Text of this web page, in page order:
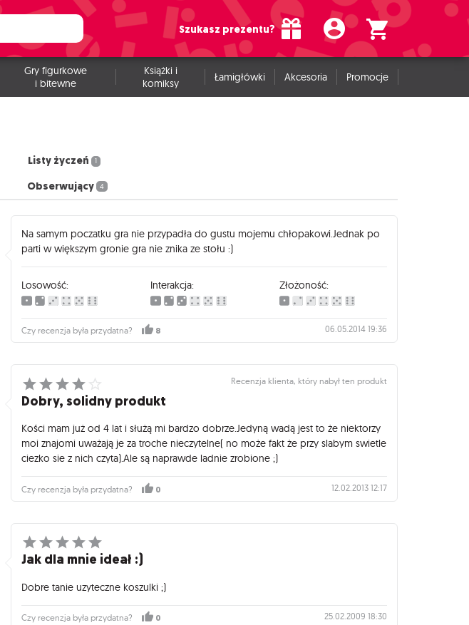
Szukasz prezentu?
Gry figurkowe
i bitewne
Książki i
komiksy
Łamigłówki Akcesoria Promocje
Listy życzeń 1
Obserwujący 4
Na samym poczatku gra nie przypadła do gustu mojemu chłopakowi.Jednak po
parti w większym gronie gra nie znika ze stołu :)
Losowość: Interakcja: Złożoność:
Czy recenzja była przydatna? 8 06.05.2014 19:36
Recenzja klienta, który nabył ten produkt
Dobry, solidny produkt
Kości mam już od 4 lat i służą mi bardzo dobrze.Jedyną wadą jest to że niektorzy
moi znajomi uważają je za troche nieczytelne( no może fakt że przy slabym swietle
ciezko sie z nich czyta).Ale są naprawde ladnie zrobione ;)
Czy recenzja była przydatna? 0 12.02.2013 12:17
Jak dla mnie ideał :)
Dobre tanie uzyteczne koszulki ;)
Czy recenzja była przydatna? 0 25.02.2009 18:30